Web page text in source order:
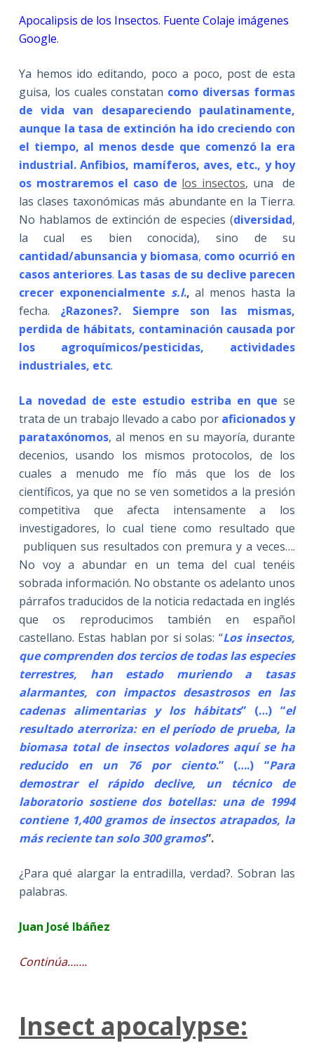
Apocalipsis de los Insectos. Fuente Colaje imágenes
Google.
Ya hemos ido editando, poco a poco, post de esta
guisa, los cuales constatan como diversas formas
de vida van desapareciendo paulatinamente,
aunque la tasa de extinción ha ido creciendo con
el tiempo, al menos desde que comenzó la era
industrial. Anfibios, mamíferos, aves, etc., y hoy
os mostraremos el caso de los insectos, una de
las clases taxonómicas más abundante en la Tierra.
No hablamos de extinción de especies (diversidad,
la cual es bien conocida), sino de su
cantidad/abunsancia y biomasa, como ocurrió en
casos anteriores. Las tasas de su declive parecen
crecer exponencialmente s.l., al menos hasta la
fecha. ¿Razones?. Siempre son las mismas,
perdida de hábitats, contaminación causada por
los agroquímicos/pesticidas, actividades
industriales, etc.
La novedad de este estudio estriba en que se
trata de un trabajo llevado a cabo por aficionados y
parataxónomos, al menos en su mayoría, durante
decenios, usando los mismos protocolos, de los
cuales a menudo me fío más que los de los
científicos, ya que no se ven sometidos a la presión
competitiva que afecta intensamente a los
investigadores, lo cual tiene como resultado que
publiquen sus resultados con premura y a veces….
No voy a abundar en un tema del cual tenéis
sobrada información. No obstante os adelanto unos
párrafos traducidos de la noticia redactada en inglés
que os reproducimos también en español
castellano. Estas hablan por si solas: “Los insectos,
que comprenden dos tercios de todas las especies
terrestres, han estado muriendo a tasas
alarmantes, con impactos desastrosos en las
cadenas alimentarias y los hábitats” (…) “el
resultado aterroriza: en el período de prueba, la
biomasa total de insectos voladores aquí se ha
reducido en un 76 por ciento.” (….) “Para
demostrar el rápido declive, un técnico de
laboratorio sostiene dos botellas: una de 1994
contiene 1,400 gramos de insectos atrapados, la
más reciente tan solo 300 gramos”.
¿Para qué alargar la entradilla, verdad?. Sobran las
palabras.
Juan José Ibáñez
Continúa…….
Insect apocalypse: